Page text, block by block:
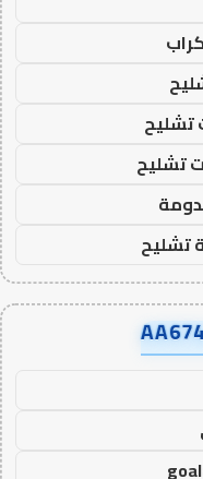
تشليح
تشليح
تشليح